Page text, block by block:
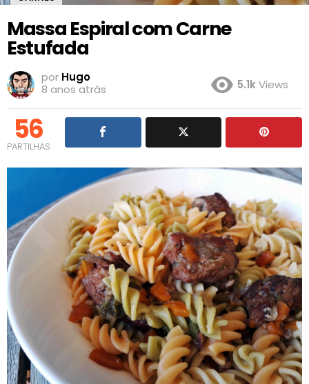
Massa Espiral com Carne
Estufada
por Hugo
8 anos atrás
5.1kViews
56
PARTILHAS